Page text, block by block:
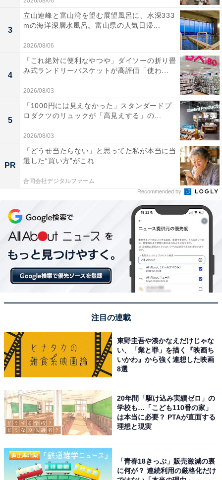
3
立山連峰と富山湾を望む展望風呂に、水深333
mの海洋深層水風呂。富山県の人気日帰...
2026/08/06
4
「これ絶対に便利なやつや」ダイソーの折り畳
み式ランドリーバスケットが高評価「使わ...
2026/08/03
5
「1000円には見えなかった」スタンダードプ
ロダクツのリュックが「高見えする」の...
2026/08/03
PR
「どうせ当たらない」と思ってた私が本当に当
選した“買い方”がこれ
合同会社デジタルファーム
Recommended by
注目の連載
東野圭吾や湊かなえだけじゃな
い、「業と罪」を描く『映画ち
いかわ』から強く連想した映画
8選
20年間「駆け込み実績ゼロ」の
学校も…「こども110番の家」
は本当に必要？ PTAが直面する
理想と現実
「青春18きっぷ」販売激減の裏
に何が？ 連続利用の厳格化だけ